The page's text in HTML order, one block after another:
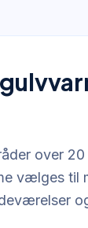
over
vælges til